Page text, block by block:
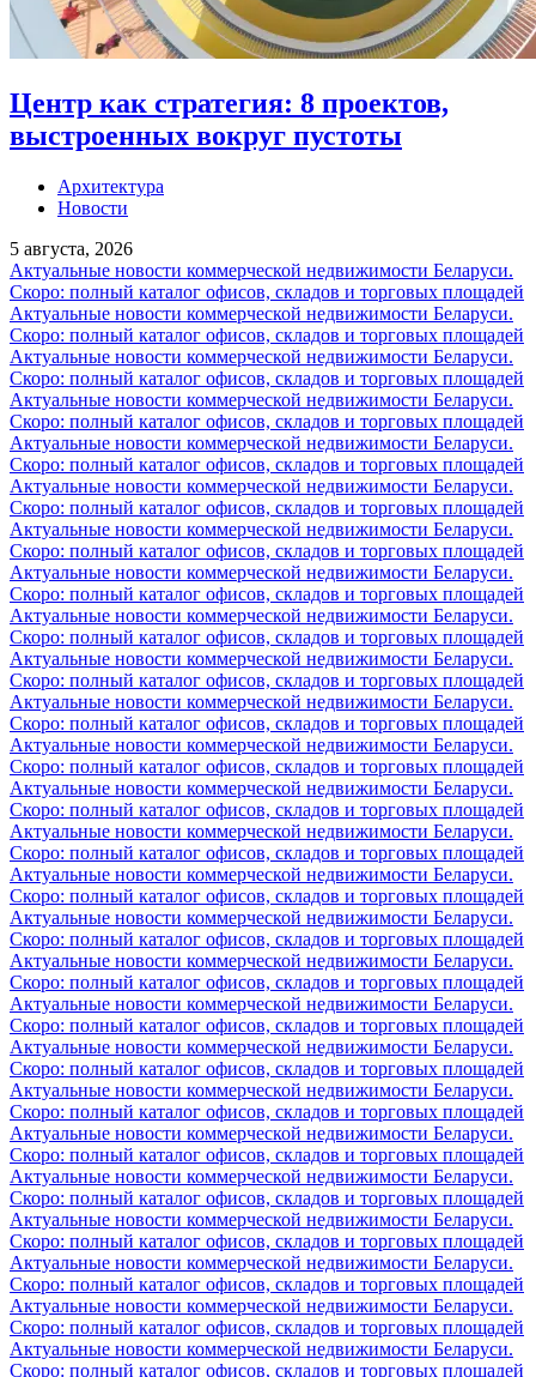
Центр как стратегия: 8 проектов,
выстроенных вокруг пустоты
Архитектура
Новости
5 августа, 2026
Актуальные новости коммерческой недвижимости Беларуси.
Скоро: полный каталог офисов, складов и торговых площадей
Актуальные новости коммерческой недвижимости Беларуси.
Скоро: полный каталог офисов, складов и торговых площадей
Актуальные новости коммерческой недвижимости Беларуси.
Скоро: полный каталог офисов, складов и торговых площадей
Актуальные новости коммерческой недвижимости Беларуси.
Скоро: полный каталог офисов, складов и торговых площадей
Актуальные новости коммерческой недвижимости Беларуси.
Скоро: полный каталог офисов, складов и торговых площадей
Актуальные новости коммерческой недвижимости Беларуси.
Скоро: полный каталог офисов, складов и торговых площадей
Актуальные новости коммерческой недвижимости Беларуси.
Скоро: полный каталог офисов, складов и торговых площадей
Актуальные новости коммерческой недвижимости Беларуси.
Скоро: полный каталог офисов, складов и торговых площадей
Актуальные новости коммерческой недвижимости Беларуси.
Скоро: полный каталог офисов, складов и торговых площадей
Актуальные новости коммерческой недвижимости Беларуси.
Скоро: полный каталог офисов, складов и торговых площадей
Актуальные новости коммерческой недвижимости Беларуси.
Скоро: полный каталог офисов, складов и торговых площадей
Актуальные новости коммерческой недвижимости Беларуси.
Скоро: полный каталог офисов, складов и торговых площадей
Актуальные новости коммерческой недвижимости Беларуси.
Скоро: полный каталог офисов, складов и торговых площадей
Актуальные новости коммерческой недвижимости Беларуси.
Скоро: полный каталог офисов, складов и торговых площадей
Актуальные новости коммерческой недвижимости Беларуси.
Скоро: полный каталог офисов, складов и торговых площадей
Актуальные новости коммерческой недвижимости Беларуси.
Скоро: полный каталог офисов, складов и торговых площадей
Актуальные новости коммерческой недвижимости Беларуси.
Скоро: полный каталог офисов, складов и торговых площадей
Актуальные новости коммерческой недвижимости Беларуси.
Скоро: полный каталог офисов, складов и торговых площадей
Актуальные новости коммерческой недвижимости Беларуси.
Скоро: полный каталог офисов, складов и торговых площадей
Актуальные новости коммерческой недвижимости Беларуси.
Скоро: полный каталог офисов, складов и торговых площадей
Актуальные новости коммерческой недвижимости Беларуси.
Скоро: полный каталог офисов, складов и торговых площадей
Актуальные новости коммерческой недвижимости Беларуси.
Скоро: полный каталог офисов, складов и торговых площадей
Актуальные новости коммерческой недвижимости Беларуси.
Скоро: полный каталог офисов, складов и торговых площадей
Актуальные новости коммерческой недвижимости Беларуси.
Скоро: полный каталог офисов, складов и торговых площадей
Актуальные новости коммерческой недвижимости Беларуси.
Скоро: полный каталог офисов, складов и торговых площадей
Актуальные новости коммерческой недвижимости Беларуси.
Скоро: полный каталог офисов, складов и торговых площадей